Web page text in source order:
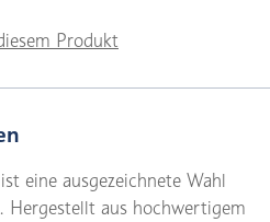
Produkt
eine ausgezeichnete Wahl
aus hochwertigem